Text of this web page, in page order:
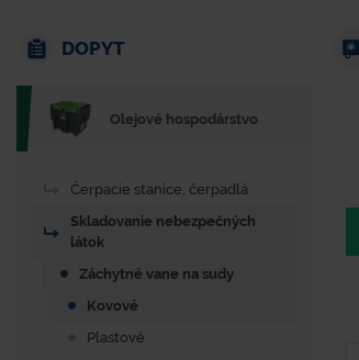
DOPYT
Olejové hospodárstvo
Čerpacie stanice, čerpadlá
Skladovanie nebezpečných
látok
Záchytné vane na sudy
Kovové
Plastové